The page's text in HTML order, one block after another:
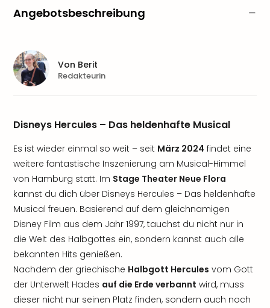
Angebotsbeschreibung
Disneys Hercules – Das heldenhafte Musical
Es ist wieder einmal so weit – seit März 2024 findet eine
weitere fantastische Inszenierung am Musical-Himmel
von Hamburg statt. Im Stage Theater Neue Flora
kannst du dich über Disneys Hercules – Das heldenhafte
Musical freuen. Basierend auf dem gleichnamigen
Disney Film aus dem Jahr 1997, tauchst du nicht nur in
die Welt des Halbgottes ein, sondern kannst auch alle
bekannten Hits genießen.
Nachdem der griechische Halbgott Hercules vom Gott
der Unterwelt Hades auf die Erde verbannt wird, muss
dieser nicht nur seinen Platz finden, sondern auch noch
Von Berit
Redakteurin